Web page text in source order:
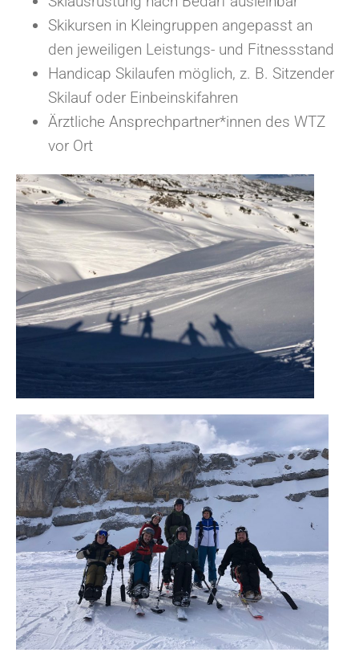
Skikursen in Kleingruppen angepasst an
den jeweiligen Leistungs- und Fitnessstand
Handicap Skilaufen möglich, z. B. Sitzender
Skilauf oder Einbeinskifahren
Ärztliche Ansprechpartner*innen des WTZ
vor Ort